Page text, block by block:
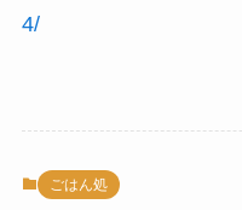
4/
ごはん処